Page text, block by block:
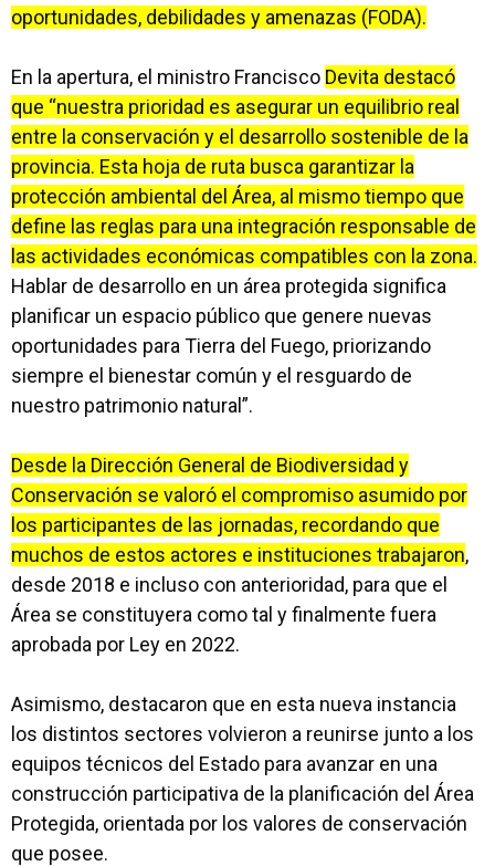
oportunidades, debilidades y amenazas (FODA).
En la apertura, el ministro Francisco Devita destacó
que “nuestra prioridad es asegurar un equilibrio real
entre la conservación y el desarrollo sostenible de la
provincia. Esta hoja de ruta busca garantizar la
protección ambiental del Área, al mismo tiempo que
define las reglas para una integración responsable de
las actividades económicas compatibles con la zona.
Hablar de desarrollo en un área protegida significa
planificar un espacio público que genere nuevas
oportunidades para Tierra del Fuego, priorizando
siempre el bienestar común y el resguardo de
nuestro patrimonio natural”.
Desde la Dirección General de Biodiversidad y
Conservación se valoró el compromiso asumido por
los participantes de las jornadas, recordando que
muchos de estos actores e instituciones trabajaron,
desde 2018 e incluso con anterioridad, para que el
Área se constituyera como tal y finalmente fuera
aprobada por Ley en 2022.
Asimismo, destacaron que en esta nueva instancia
los distintos sectores volvieron a reunirse junto a los
equipos técnicos del Estado para avanzar en una
construcción participativa de la planificación del Área
Protegida, orientada por los valores de conservación
que posee.